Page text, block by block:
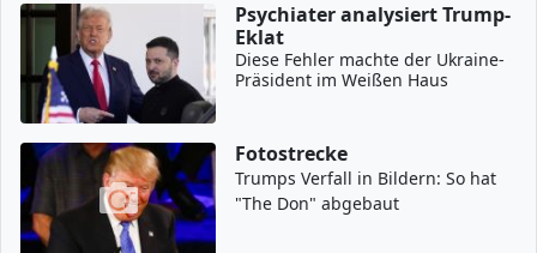
Psychiater analysiert Trump-
Eklat
Diese Fehler machte der Ukraine-
Präsident im Weißen Haus
Fotostrecke
Trumps Verfall in Bildern: So hat
"The Don" abgebaut